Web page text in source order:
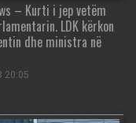
– Kurti i jep vetëm
LDK kërkon
dhe ministra në
20:05